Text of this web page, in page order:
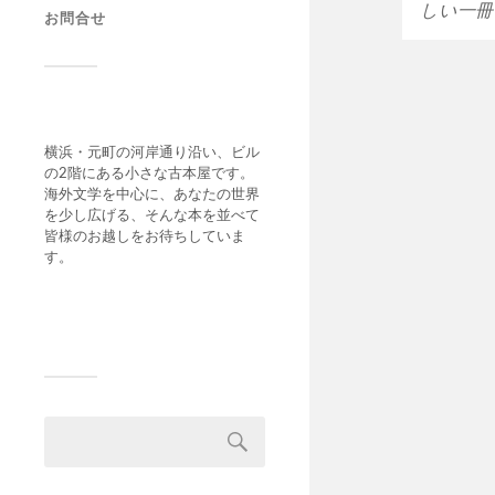
お問合せ
横浜・元町の河岸通り沿い、ビル
の2階にある小さな古本屋です。
海外文学を中心に、あなたの世界
を少し広げる、そんな本を並べて
皆様のお越しをお待ちしていま
す。
しい一